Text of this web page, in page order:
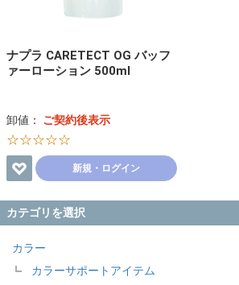
カテゴリを選択
カラー
カラーサポートアイテム
ナプラ CARETECT OG バッフ
ァーローション 500ml
卸値： ご契約後表示
☆☆☆☆☆
新規・ログイン